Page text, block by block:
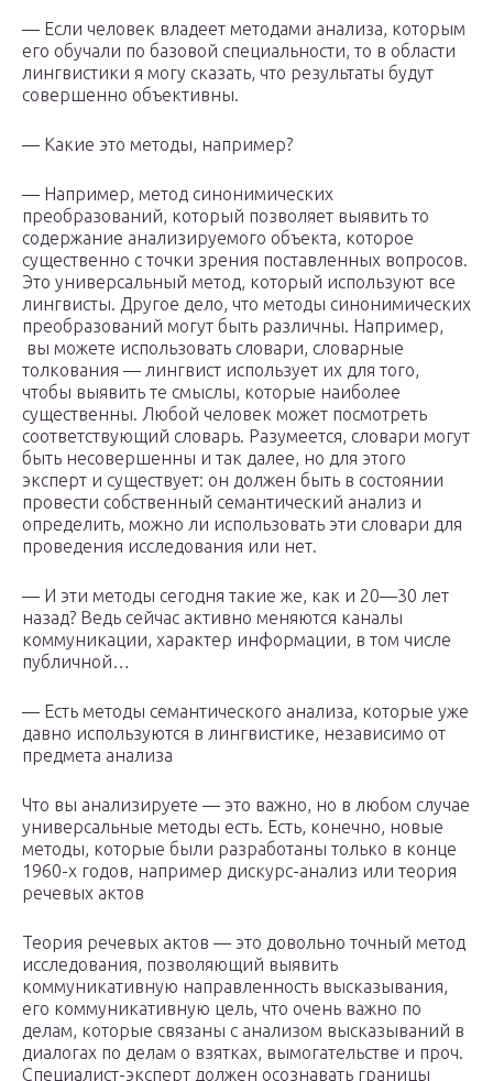
— Если человек владеет методами анализа, которым
его обучали по базовой специальности, то в области
лингвистики я могу сказать, что результаты будут
совершенно объективны.
— Какие это методы, например?
— Например, метод синонимических
преобразований, который позволяет выявить то
содержание анализируемого объекта, которое
существенно с точки зрения поставленных вопросов.
Это универсальный метод, который используют все
лингвисты. Другое дело, что методы синонимических
преобразований могут быть различны. Например,
вы можете использовать словари, словарные
толкования — лингвист использует их для того,
чтобы выявить те смыслы, которые наиболее
существенны. Любой человек может посмотреть
соответствующий словарь. Разумеется, словари могут
быть несовершенны и так далее, но для этого
эксперт и существует: он должен быть в состоянии
провести собственный семантический анализ и
определить, можно ли использовать эти словари для
проведения исследования или нет.
— И эти методы сегодня такие же, как и 20—30 лет
назад? Ведь сейчас активно меняются каналы
коммуникации, характер информации, в том числе
публичной…
— Есть методы семантического анализа, которые уже
давно используются в лингвистике, независимо от
предмета анализа
Что вы анализируете — это важно, но в любом случае
универсальные методы есть. Есть, конечно, новые
методы, которые были разработаны только в конце
1960-х годов, например дискурс-анализ или теория
речевых актов
Теория речевых актов — это довольно точный метод
исследования, позволяющий выявить
коммуникативную направленность высказывания,
его коммуникативную цель, что очень важно по
делам, которые связаны с анализом высказываний в
диалогах по делам о взятках, вымогательстве и проч.
Специалист-эксперт должен осознавать границы